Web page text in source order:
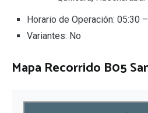
Horario de Operación: 05:30
Variantes: No
Mapa Recorrido B05